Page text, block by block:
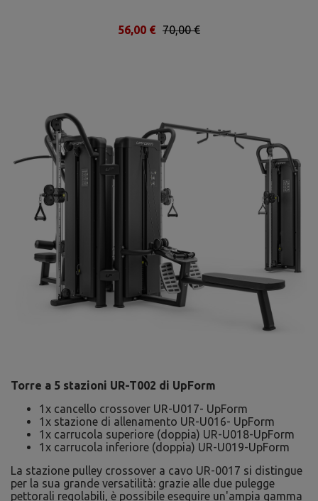
70,00 €
56,00 €
Torre a 5 stazioni UR-T002 di UpForm
1x cancello crossover UR-U017- UpForm
1x stazione di allenamento UR-U016- UpForm
1x carrucola superiore (doppia) UR-U018-UpForm
1x carrucola inferiore (doppia) UR-U019-UpForm
La stazione pulley crossover a cavo UR-0017 si distingue
per la sua grande versatilità: grazie alle due pulegge
pettorali regolabili, è possibile eseguire un'ampia gamma